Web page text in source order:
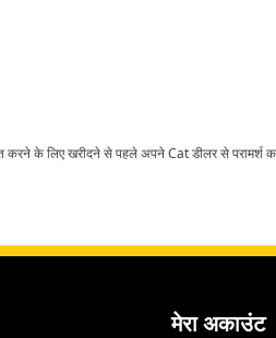
के लिए खरीदने से पहले अपने Cat डीलर से परामर्श
मेरा अकाउंट